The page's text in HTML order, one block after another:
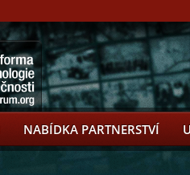
NABÍDKA PARTNERSTVÍ